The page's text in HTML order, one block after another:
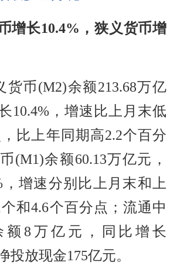
增长10.4%，狭义货币增
货币(M2)余额213.68万亿
10.4%，增速比上月末低
比上年同期高2.2个百分
(M1)余额60.13万亿元，
，增速分别比上月末和上
和4.6个百分点；流通中
额8万亿元，同比增长
投放现金175亿元。